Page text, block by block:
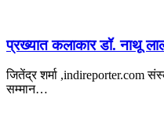
प्रख्यात कलाकार डॉ. नाथू
जितेंद्र शर्मा ,indireporter.com
सम्मान…